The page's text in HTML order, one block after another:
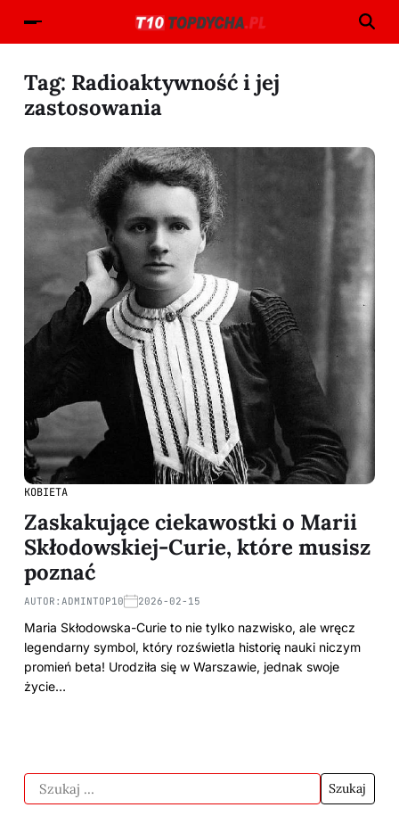
Tag: Radioaktywność i jej
zastosowania
KOBIETA
Zaskakujące ciekawostki o Marii
Skłodowskiej-Curie, które musisz
poznać
AUTOR: ADMINTOP10 2026-02-15
Maria Skłodowska-Curie to nie tylko nazwisko, ale wręcz
legendarny symbol, który rozświetla historię nauki niczym
promień beta! Urodziła się w Warszawie, jednak swoje
życie…